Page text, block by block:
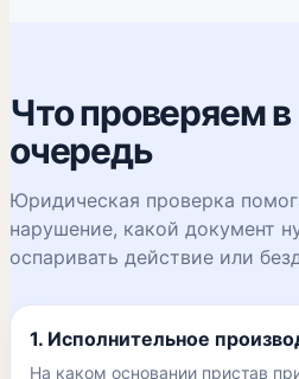
Что проверяем
очередь
Юридическая проверка
нарушение, какой документ
оспаривать действие или
1. Исполнительное
На каком основании пристав